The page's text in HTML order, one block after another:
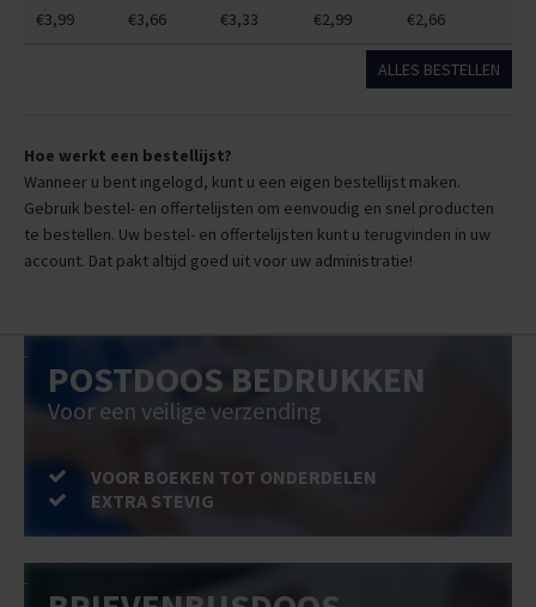
€3,99
€3,66 €3,33 €2,99 €2,66
ALLES BESTELLEN
Hoe werkt een bestellijst?
Wanneer u bent ingelogd, kunt u een eigen bestellijst maken.
Gebruik bestel- en offertelijsten om eenvoudig en snel producten
te bestellen. Uw bestel- en offertelijsten kunt u terugvinden in uw
account. Dat pakt altijd goed uit voor uw administratie!
POSTDOOS BEDRUKKEN
Voor een veilige verzending
VOOR BOEKEN TOT ONDERDELEN
EXTRA STEVIG